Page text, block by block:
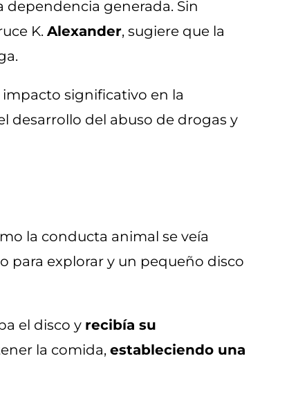
generada. Sin
K. Alexander, sugiere que la
significativo en la
desarrollo del abuso de drogas y
la conducta animal se veía
para explorar y un pequeño disco
el disco y recibía su
la comida, estableciendo una